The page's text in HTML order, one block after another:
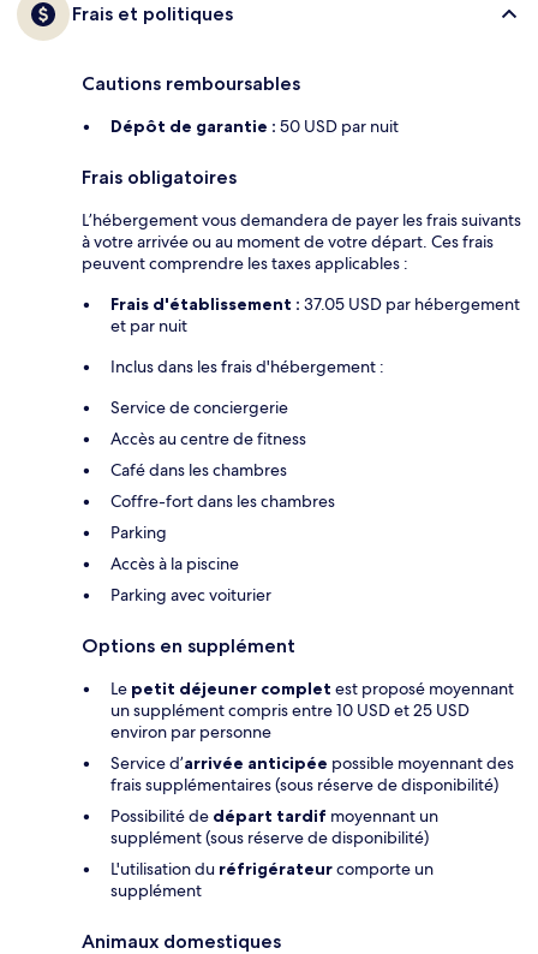
Frais et politiques
Cautions remboursables
Dépôt de garantie : 50 USD par nuit
Frais obligatoires
L’hébergement vous demandera de payer les frais suivants
à votre arrivée ou au moment de votre départ. Ces frais
peuvent comprendre les taxes applicables :
Frais d'établissement : 37.05 USD par hébergement
et par nuit
Inclus dans les frais d'hébergement :
Service de conciergerie
Accès au centre de fitness
Café dans les chambres
Coffre-fort dans les chambres
Parking
Accès à la piscine
Parking avec voiturier
Options en supplément
Le petit déjeuner complet est proposé moyennant
un supplément compris entre 10 USD et 25 USD
environ par personne
Service d’arrivée anticipée possible moyennant des
frais supplémentaires (sous réserve de disponibilité)
Possibilité de départ tardif moyennant un
supplément (sous réserve de disponibilité)
L'utilisation du réfrigérateurcomporte un
supplément
Animaux domestiques